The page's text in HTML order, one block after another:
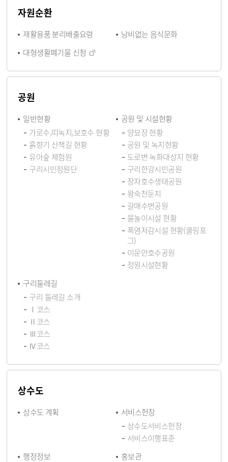
자원순환
재활용품 분리배출요령
낭비없는 음식문화
대형생활폐기물 신청
공원
일반현황
가로수,띠녹지,보호수 현황
흙향기 산책길 현황
유아숲 체험원
구리시민정원단
공원 및 시설현황
양묘장 현황
공원 및 녹지현황
도로변 녹화대상지 현황
구리한강시민공원
장자호수생태공원
왕숙천둔치
갈매수변공원
물놀이시설 현황
폭염저감시설 현황(쿨링포
그)
이문안호수공원
정원시설현황
구리둘레길
구리 둘레길 소개
Ⅰ코스
Ⅱ코스
Ⅲ코스
Ⅳ코스
상수도
상수도 계획
서비스헌장
상수도서비스헌장
서비스이행표준
행정정보
홍보관